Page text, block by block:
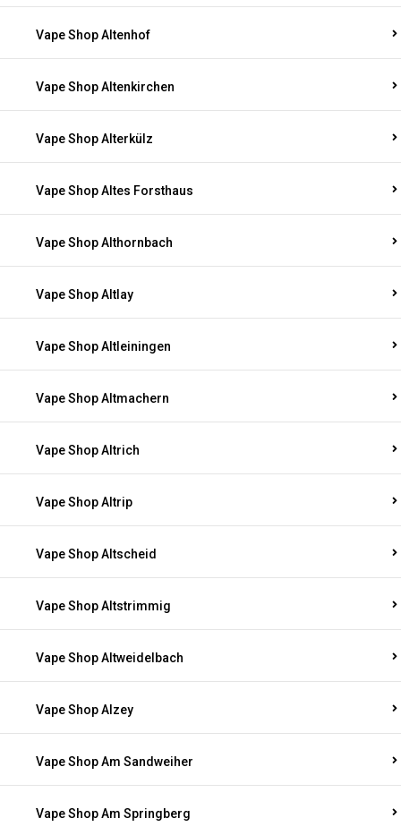
Vape Shop Altenhof
Vape Shop Altenkirchen
Vape Shop Alterkülz
Vape Shop Altes Forsthaus
Vape Shop Althornbach
Vape Shop Altlay
Vape Shop Altleiningen
Vape Shop Altmachern
Vape Shop Altrich
Vape Shop Altrip
Vape Shop Altscheid
Vape Shop Altstrimmig
Vape Shop Altweidelbach
Vape Shop Alzey
Vape Shop Am Sandweiher
Vape Shop Am Springberg